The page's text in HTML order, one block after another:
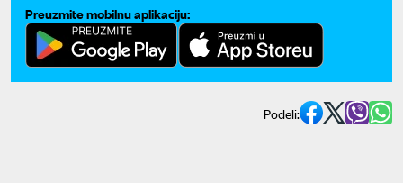
Preuzmite mobilnu aplikaciju:
Podeli: